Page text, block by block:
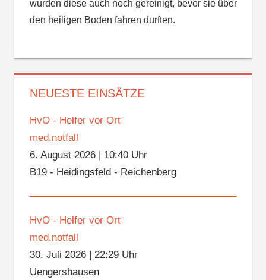
wurden diese auch noch gereinigt, bevor sie über
den heiligen Boden fahren durften.
NEUESTE EINSÄTZE
HvO - Helfer vor Ort
med.notfall
6. August 2026| 10:40 Uhr
B19 - Heidingsfeld - Reichenberg
HvO - Helfer vor Ort
med.notfall
30. Juli 2026| 22:29 Uhr
Uengershausen